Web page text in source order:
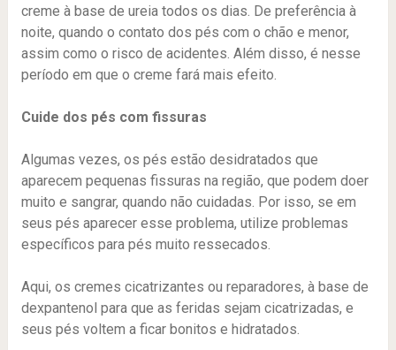
creme à base de ureia todos os dias. De preferência à
noite, quando o contato dos pés com o chão e menor,
assim como o risco de acidentes. Além disso, é nesse
período em que o creme fará mais efeito.
Cuide dos pés com fissuras
Algumas vezes, os pés estão desidratados que
aparecem pequenas fissuras na região, que podem doer
muito e sangrar, quando não cuidadas. Por isso, se em
seus pés aparecer esse problema, utilize problemas
específicos para pés muito ressecados.
Aqui, os cremes cicatrizantes ou reparadores, à base de
dexpantenol para que as feridas sejam cicatrizadas, e
seus pés voltem a ficar bonitos e hidratados.